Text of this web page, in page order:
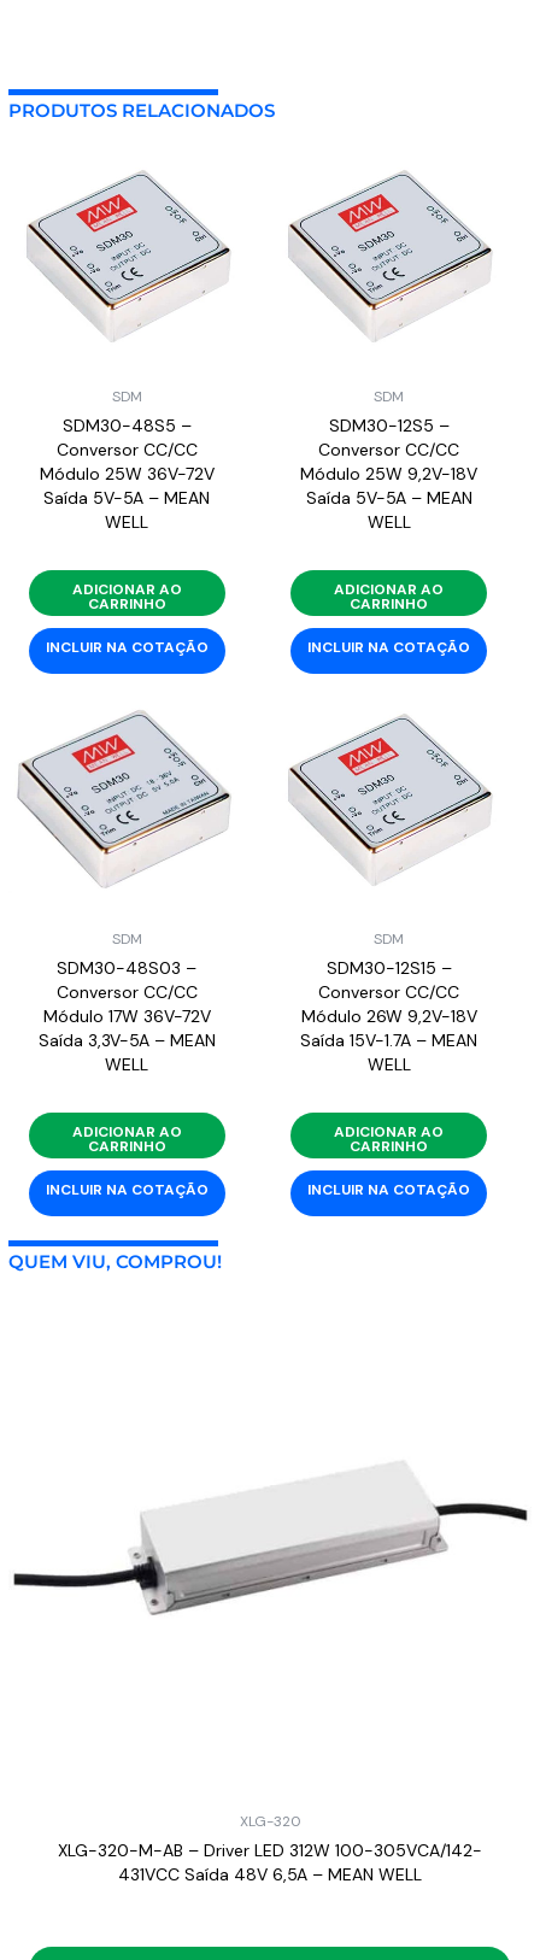
PRODUTOS RELACIONADOS
SDM
SDM30-48S5 –
Conversor CC/CC
Módulo 25W 36V-72V
Saída 5V-5A – MEAN
WELL
ADICIONAR AO
CARRINHO
INCLUIR NA COTAÇÃO
SDM
SDM30-12S5 –
Conversor CC/CC
Módulo 25W 9,2V-18V
Saída 5V-5A – MEAN
WELL
ADICIONAR AO
CARRINHO
INCLUIR NA COTAÇÃO
SDM
SDM30-48S03 –
Conversor CC/CC
Módulo 17W 36V-72V
Saída 3,3V-5A – MEAN
WELL
ADICIONAR AO
CARRINHO
INCLUIR NA COTAÇÃO
SDM
SDM30-12S15 –
Conversor CC/CC
Módulo 26W 9,2V-18V
Saída 15V-1.7A – MEAN
WELL
ADICIONAR AO
CARRINHO
INCLUIR NA COTAÇÃO
QUEM VIU, COMPROU!
XLG-320
XLG-320-M-AB – Driver LED 312W 100-305VCA/142-
431VCC Saída 48V 6,5A – MEAN WELL